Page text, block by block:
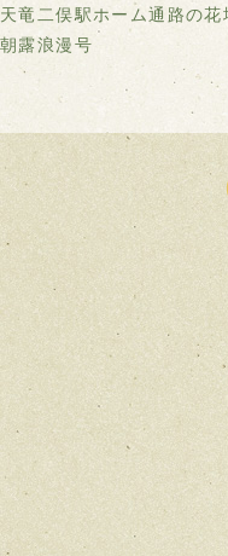
天竜二俣駅ホーム通路の
朝露浪漫号